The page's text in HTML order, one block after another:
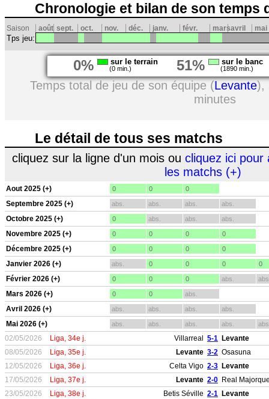
Chronologie et bilan de son temps
Saison août sept. oct. nov. déc. janv. févr. marsavril mai
Tps jeu:
0% sur le terrain
(0 min.) 51% sur le banc
(1890 min.)
Temps total de jeu de son équipe (Levante),
minutes
Le détail de tous ses matchs
cliquez sur la ligne d'un mois ou cliquez ici pour
les matchs (+)
Aout 2025 (+) 0 0 0
Septembre 2025 (+) abs. abs. abs. abs.
Octobre 2025 (+) 0 abs. abs. abs.
Novembre 2025 (+) 0 0 0 0
Décembre 2025 (+) 0 0 0 0
Janvier 2026 (+) abs. 0 0 0 0
Février 2026 (+) 0 0 0 abs.
Mars 2026 (+) 0 0 abs.
Avril 2026 (+) abs. abs. abs. abs.
Mai 2026 (+) abs. abs. abs. abs.
02/05/2026 Liga, 34e j. Villarreal 5-1 Levante
08/05/2026
Liga, 35e j. Levante 3-2 Osasuna
12/05/2026
Liga, 36e j. Celta Vigo 2-3 Levante
17/05/2026
Liga, 37e j. Levante 2-0 Real
23/05/2026
Liga, 38e j. Betis Séville 2-1 Levante